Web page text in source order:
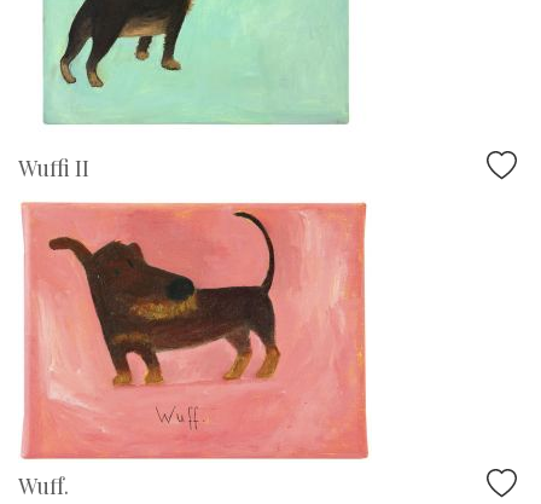
Wuffi II
Wuff.